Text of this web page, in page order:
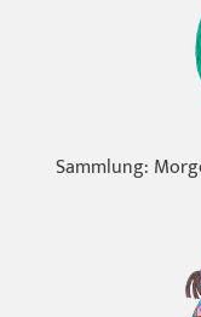
Sammlung: